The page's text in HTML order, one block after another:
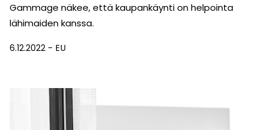
Gammage näkee, että kaupankäynti on helpointa
lähimaiden kanssa.
6.12.2022 EU